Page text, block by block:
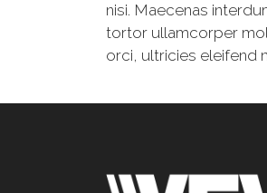
nisi. Maecenas
tortor ullamcorper
orci, ultricies eleifend